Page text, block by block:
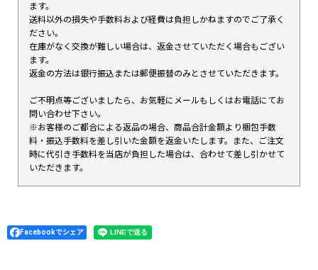
ます。
送料以外の損失や手数料および経費は負担しかねますのでご了承く
ださい。
在庫がなく交換が難しい場合は、返金させていただく場合もござい
ます。
返金の方法は銀行振込または郵便振替のみとさせていただきます。
ご不明点等ございましたら、お気軽にメールもしくはお電話にてお
問い合わせ下さい。
※お客様のご都合による返品の場合、商品合計金額より梱包手数
料・振込手数料を差し引いた金額を返金いたします。また、ご注文
時に代引き手数料を当店が負担した場合は、合わせて差し引かせて
いただきます。
Facebookでシェア